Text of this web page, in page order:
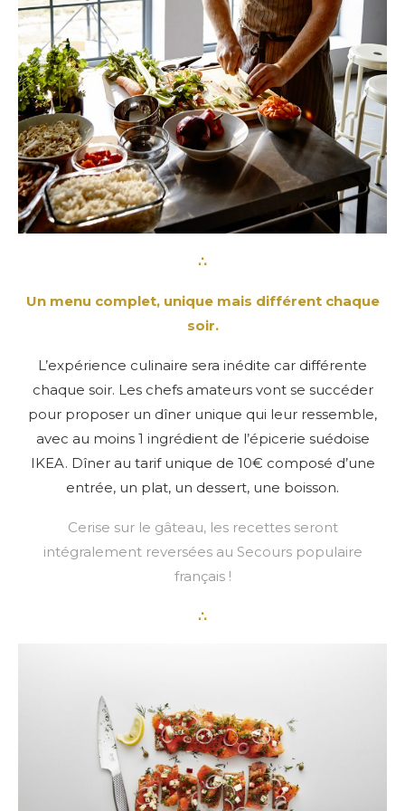
∴
Un menu complet, unique mais différent chaque
soir.
L’expérience culinaire sera inédite car différente
chaque soir. Les chefs amateurs vont se succéder
pour proposer un dîner unique qui leur ressemble,
avec au moins 1 ingrédient de l’épicerie suédoise
IKEA. Dîner au tarif unique de 10€ composé d’une
entrée, un plat, un dessert, une boisson.
Cerise sur le gâteau, les recettes seront
intégralement reversées au Secours populaire
français !
∴